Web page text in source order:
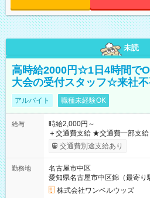
未読
高時給2000円☆1日4時間で
大会の受付スタッフ☆来社
アルバイト 職種未経験OK
給与
時給2,000円～
＋交通費支給 ★交通費一部支給！ ┗1日500円を超えた分は全額
支給！ ※往復500円以内の方は自己
OK！（規定あり） ┗働いたそ
期間なし
交通費別途支給あり
勤務地
名古屋市中区
愛知県名古屋市中区錦（最寄り
株式会社ワンベルウッズ